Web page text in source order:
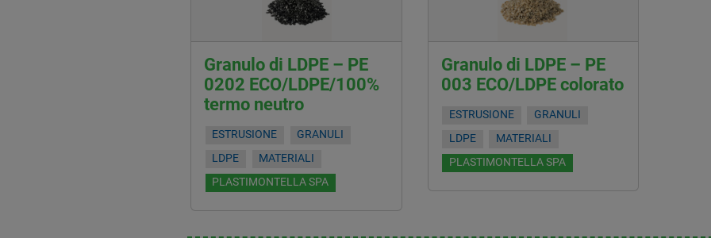
Granulo di LDPE – PE
0202 ECO/LDPE/100%
termo neutro
ESTRUSIONE
GRANULI
LDPE
MATERIALI
PLASTIMONTELLA SPA
Granulo di LDPE – PE
003 ECO/LDPE colorato
ESTRUSIONE
GRANULI
LDPE
MATERIALI
PLASTIMONTELLA SPA